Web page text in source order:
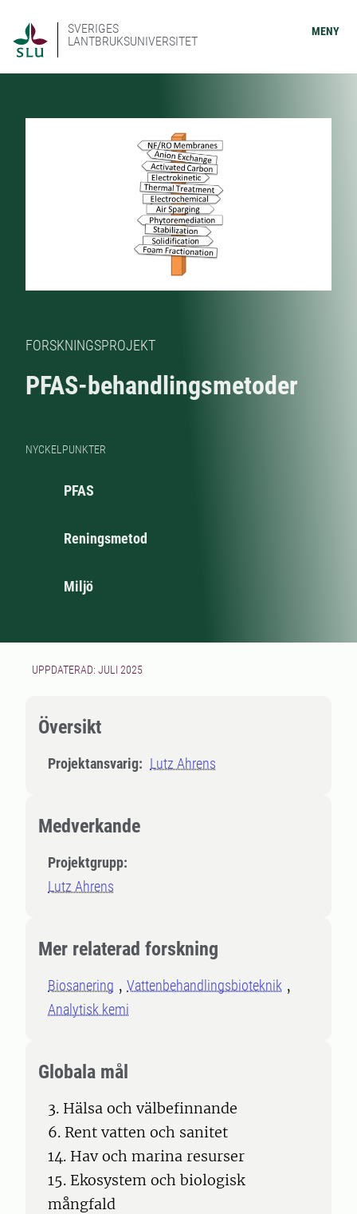
SVERIGES
LANTBRUKSUNIVERSITET
MENY
FORSKNINGSPROJEKT
PFAS-behandlingsmetoder
NYCKELPUNKTER
PFAS
Reningsmetod
Miljö
UPPDATERAD: JULI 2025
Översikt
Projektansvarig: Lutz Ahrens
Medverkande
Projektgrupp:
Lutz Ahrens
Mer relaterad forskning
Biosanering
Vattenbehandlingsbioteknik
Analytisk kemi
Globala mål
3. Hälsa och välbefinnande
6. Rent vatten och sanitet
14. Hav och marina resurser
15. Ekosystem och biologisk
mångfald